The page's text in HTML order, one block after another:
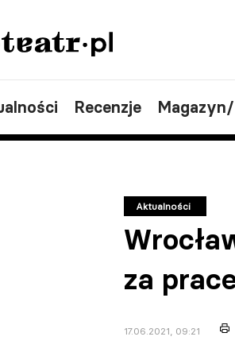
Recenzje
Aktualności
za
17.06.2021, 09:21